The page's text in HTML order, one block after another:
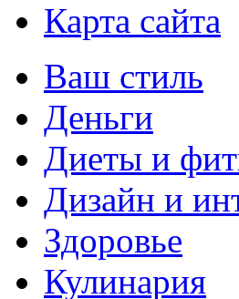
Карта сайта
Ваш стиль
Деньги
Диеты и
Дизайн и
Здоровье
Кулинария